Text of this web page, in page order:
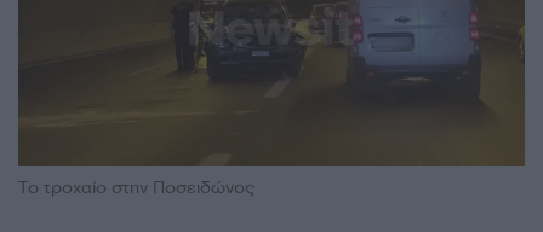
Το τροχαίο στην Ποσειδώνος